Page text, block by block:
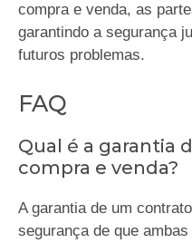
compra e venda, as
garantindo a segurança
futuros problemas.
FAQ
Qual é a garantia
compra e venda?
A garantia de um
segurança de que